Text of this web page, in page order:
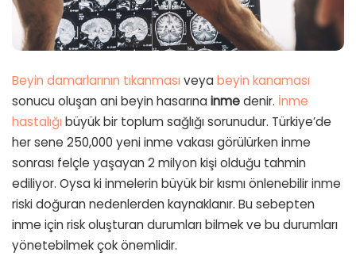
Beyin damarlarının tıkanması veya beyin kanaması
sonucu oluşan ani beyin hasarına inmedenir. İnme
hastalığı büyük bir toplum sağlığı sorunudur. Türkiye’de
her sene 250,000 yeni inme vakası görülürken inme
sonrası felçle yaşayan 2 milyon kişi olduğu tahmin
ediliyor. Oysa ki inmelerin büyük bir kısmı önlenebilir inme
riski doğuran nedenlerden kaynaklanır. Bu sebepten
inme için risk oluşturan durumları bilmek ve bu durumları
yönetebilmek çok önemlidir.